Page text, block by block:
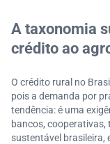
Como
ng?
A taxonomia
crédito ao
O crédito rural no
pois a demanda por
tendência: é uma
bancos,
sustentável brasileira,